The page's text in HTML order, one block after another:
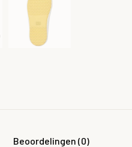
Beoordelingen (0)